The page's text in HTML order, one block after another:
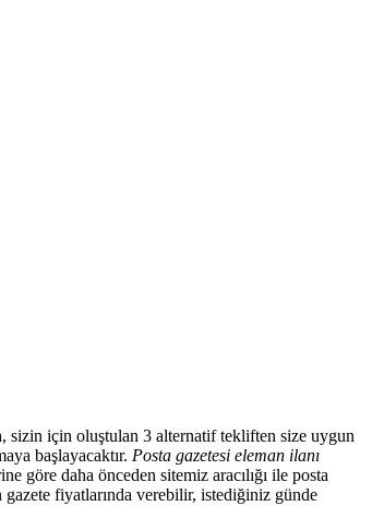
sizin için oluştulan 3 alternatif tekliften size uygun
başlayacaktır. Posta gazetesi eleman ilanı
göre daha önceden sitemiz aracılığı ile posta
gazete fiyatlarında verebilir, istediğiniz günde